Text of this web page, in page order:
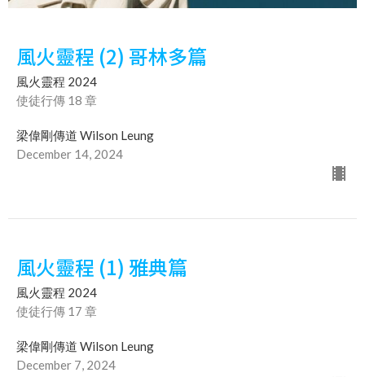
風火靈程 (2) 哥林多篇
風火靈程 2024
使徒行傳 18 章
梁偉剛傳道 Wilson Leung
December 14, 2024
風火靈程 (1) 雅典篇
風火靈程 2024
使徒行傳 17 章
梁偉剛傳道 Wilson Leung
December 7, 2024